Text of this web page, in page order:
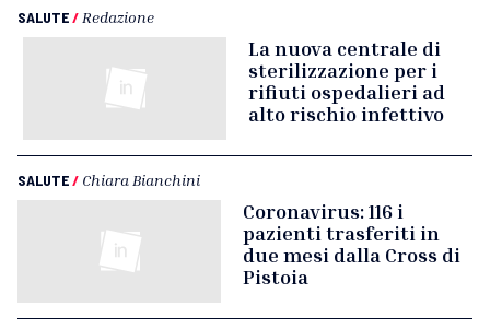
SALUTE/ Redazione
La nuova centrale di
sterilizzazione per i
rifiuti ospedalieri ad
alto rischio infettivo
SALUTE/ Chiara Bianchini
Coronavirus: 116 i
pazienti trasferiti in
due mesi dalla Cross di
Pistoia